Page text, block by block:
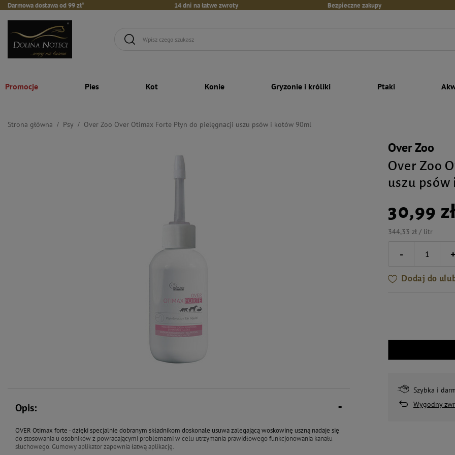
Darmowa dostawa od 99 zł* 14 dni na łatwe zwroty Bezpieczne zakupy
Promocje Pies Kot Konie Gryzonie i króliki Ptaki
Strona główna Psy Over Zoo Over Otimax Forte Płyn do pielęgnacji uszu psów i kotów 90ml
Over Zoo
Over Zoo
uszu
30,99
344,33 zł / litr
-
Dodaj do
Szybka i
Wygodny
Opis:
OVER Otimax forte - dzięki specjalnie dobranym składnikom doskonale usuwa zalegającą woskowinę uszną nadaje się
do stosowania u osobników z powracającymi problemami w celu utrzymania prawidłowego funkcjonowania kanału
słuchowego. Gumowy aplikator zapewnia łatwą aplikację.